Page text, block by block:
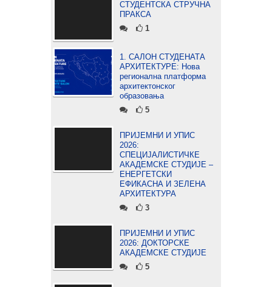
СТУДЕНТСКА СТРУЧНА
ПРАКСА
1
1. САЛОН СТУДЕНАТА
АРХИТЕКТУРЕ: Нова
регионална платформа
архитектонског
образовања
5
ПРИЈЕМНИ И УПИС
2026:
СПЕЦИЈАЛИСТИЧКЕ
АКАДЕМСКЕ СТУДИЈЕ –
ЕНЕРГЕТСКИ
ЕФИКАСНА И ЗЕЛЕНА
АРХИТЕКТУРА
3
ПРИЈЕМНИ И УПИС
2026: ДОКТОРСКЕ
АКАДЕМСКЕ СТУДИЈЕ
5